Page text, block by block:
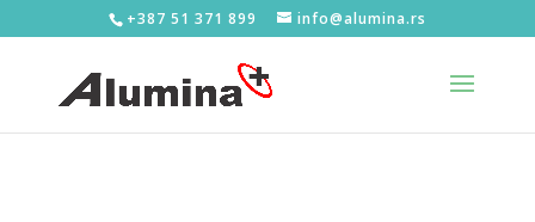
+387 51 371 899 info@alumina.rs